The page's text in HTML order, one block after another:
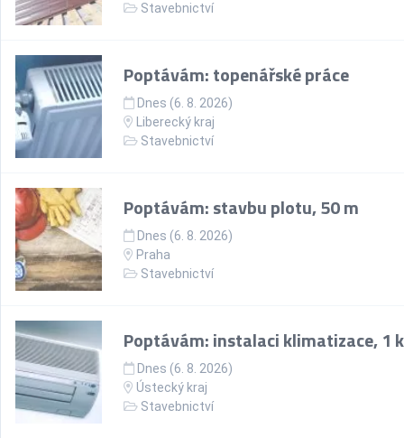
Stavebnictví
Poptávám: topenářské práce
Dnes (6. 8. 2026)
Liberecký kraj
Stavebnictví
Poptávám: stavbu plotu, 50 m
Dnes (6. 8. 2026)
Praha
Stavebnictví
Poptávám: instalaci klimatizace, 1
Dnes (6. 8. 2026)
Ústecký kraj
Stavebnictví